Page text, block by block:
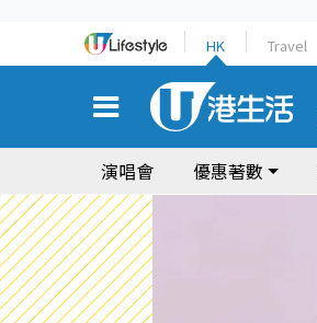
HK Travel
演唱會 優惠著數